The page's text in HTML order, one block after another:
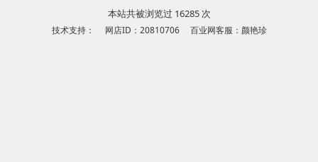
本站共被浏览过 16285 次
技术支持： 网店ID：20810706 百业网客服：颜艳珍